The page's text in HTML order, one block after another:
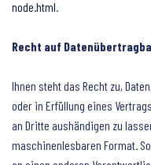
node.html.
Recht auf
Ihnen steht das Recht zu,
oder in Erfüllung eines
an Dritte aushändigen zu
maschinenlesbaren Format.